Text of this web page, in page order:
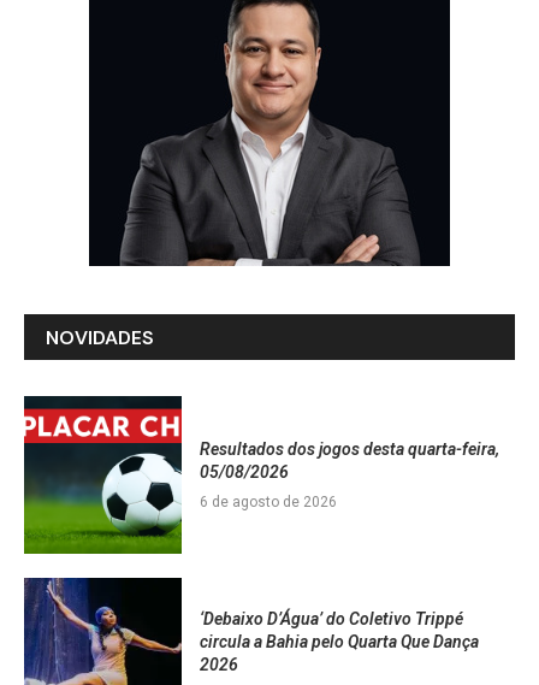
NOVIDADES
Resultados dos jogos desta quarta-feira,
05/08/2026
6 de agosto de 2026
‘Debaixo D’Água’ do Coletivo Trippé
circula a Bahia pelo Quarta Que Dança
2026